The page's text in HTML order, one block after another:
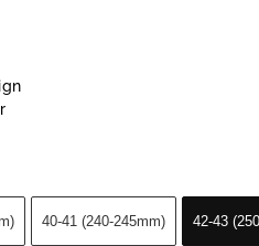
40-41 (240-245mm) 42-43